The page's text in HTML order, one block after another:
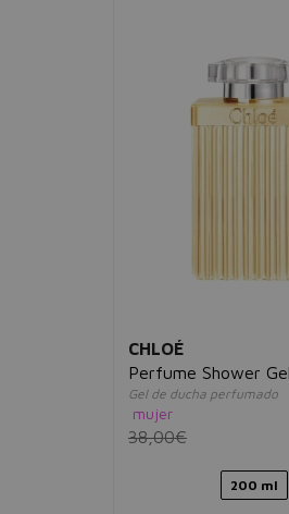
CHLOÉ
Perfume Shower Gel
Gel de ducha perfumado
mujer
38,00€
200 ml